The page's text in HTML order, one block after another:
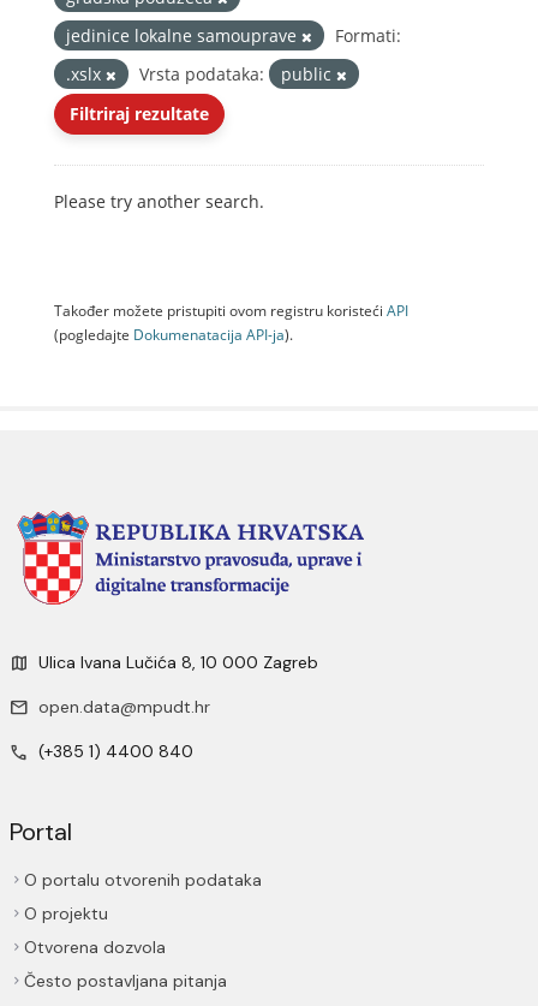
jedinice lokalne samouprave
Formati:
.xslx
Vrsta podataka:
public
Filtriraj rezultate
Please try another search.
Također možete pristupiti ovom registru koristeći API
(pogledajte Dokumenаtаcijа API-jа).